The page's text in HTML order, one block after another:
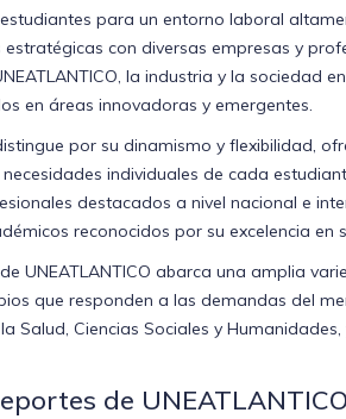
para un entorno laboral
con diversas empresas y
la industria y la sociedad
en áreas innovadoras y emergentes.
por su dinamismo y flexibilidad,
individuales de cada
destacados a nivel nacional e
reconocidos por su excelencia en
UNEATLANTICO abarca una amplia
que responden a las demandas del
Salud, Ciencias Sociales y
de UNEATLANTICO